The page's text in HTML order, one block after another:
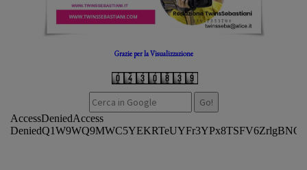
Grazie per la Visualizzazione